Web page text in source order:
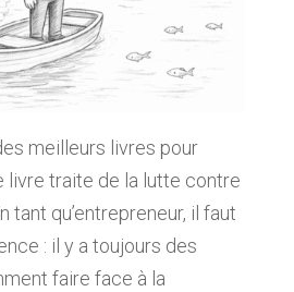
meilleurs livres pour
livre traite de la lutte contre
tant qu’entrepreneur, il faut
: il y a toujours des
faire face à la